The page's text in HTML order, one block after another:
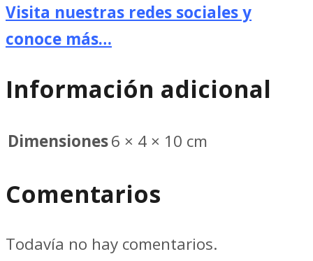
GENERIC
SOLUTIONS
3/4"
Visita nuestras redes sociales y
conoce más…
Información adicional
Dimensiones6 × 4 × 10 cm
Comentarios
Todavía no hay comentarios.